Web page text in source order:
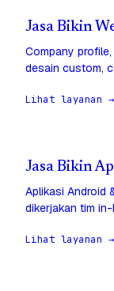
Jasa Bikin
Company
desain custom,
Lihat layanan →
Jasa Bikin
Aplikasi Android
dikerjakan tim
Lihat layanan →